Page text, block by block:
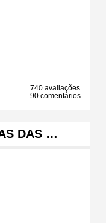
740 avaliações
90 comentários
DAS …